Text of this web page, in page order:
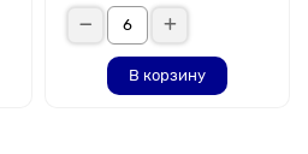
В корзину